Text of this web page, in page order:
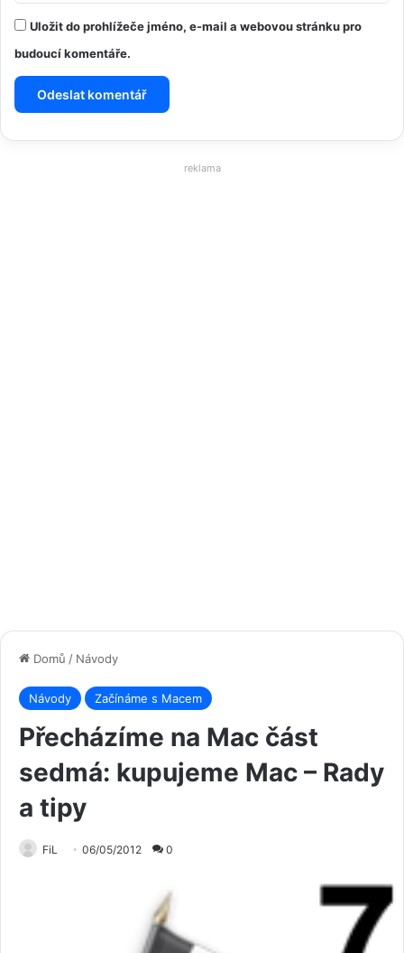
Uložit do prohlížeče jméno, e-mail a webovou stránku pro
budoucí komentáře.
reklama